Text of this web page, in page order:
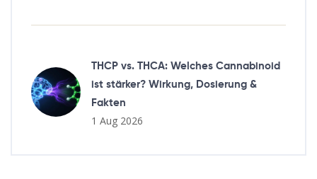
THCP vs. THCA: Welches Cannabinoid
ist stärker? Wirkung, Dosierung &
Fakten
1 Aug 2026